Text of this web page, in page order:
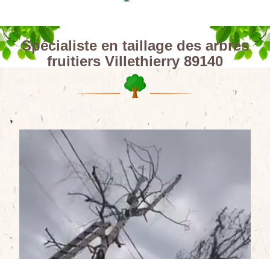
Spécialiste en taillage des arbres
fruitiers Villethierry 89140